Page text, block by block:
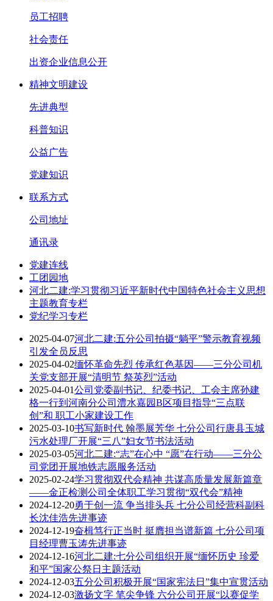
员工招聘
社会责任
出资企业信息公开
精神文明建设
先进典型
科普知识
公益广告
党建知识
联系方式
公司地址
通讯录
党建连线
工团园地
河北二建:学习贯彻习近平新时代中国特色社会主义思想
主题教育专栏
党纪学习专栏
2025-04-07河北二建:五分公司拍摄“躺平”警示教育视频
引发全员反思
2025-04-02缅怀革命先烈 传承红色基因——三分公司机
关党支部开展“清明节 祭英烈”活动
2025-04-01公司党委副书记、纪委书记、工会主席孙建
格一行到河南分公司澧水嘉园B区项目指导“三点联
创”和 职工小家建设工作
2025-03-10书写新时代 翰墨展芳华 七分公司行唐县玉城
污水处理厂开展“三八”妇女节书法活动
2025-03-05河北二建:“志”在心中 “愿”在行动——三分公
司党团开展地铁志愿服务活动
2025-02-24学习贯彻双代会精神 共谋高质量发展新篇章
——金正检测公司全体职工学习贯彻“双代会”精神
2024-12-20勇于创一流 争当排头兵 七分公司经营科副科
长沈佳浩先进事迹
2024-12-19奋楫笃行正当时 挺膺担当谱新篇 七分公司项
目经理曹玉涛先进事迹
2024-12-16河北二建:七分公司组织开展“缅怀历史 珍爱
和平”国家公祭日主题活动
2024-12-03五分公司积极开展“国家宪法日”集中宣贯活动
2024-12-03激扬文字 笔尖争锋 六分公司开展“以赛促学